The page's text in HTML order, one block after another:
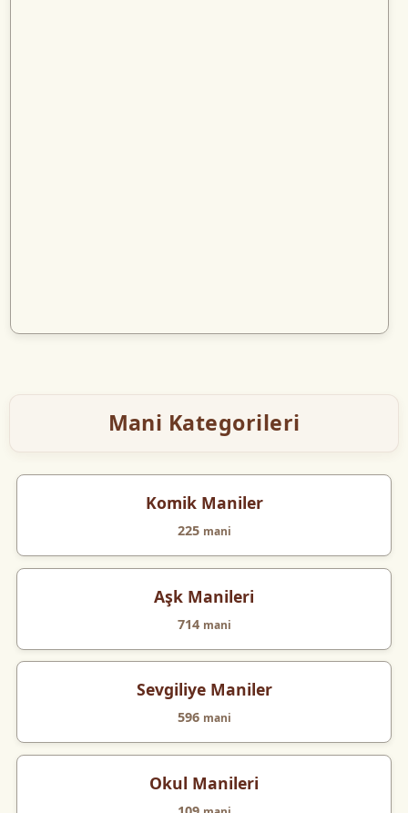
Mani Kategorileri
Komik Maniler
225 mani
Aşk Manileri
714 mani
Sevgiliye Maniler
596 mani
Okul Manileri